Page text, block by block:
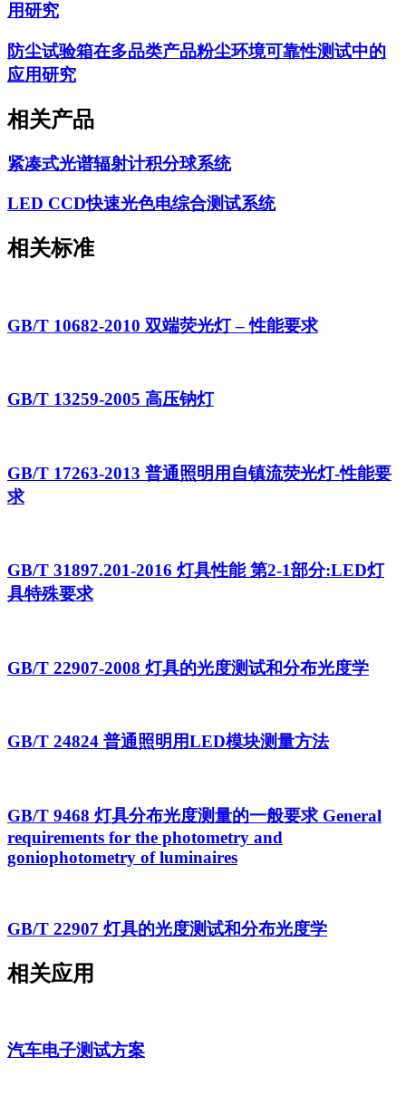
用研究
防尘试验箱在多品类产品粉尘环境可靠性测试中的
应用研究
相关产品
紧凑式光谱辐射计积分球系统
LED CCD快速光色电综合测试系统
相关标准
GB/T 10682-2010 双端荧光灯 – 性能要求
GB/T 13259-2005 高压钠灯
GB/T 17263-2013 普通照明用自镇流荧光灯-性能要
求
GB/T 31897.201-2016 灯具性能 第2-1部分:LED灯
具特殊要求
GB/T 22907-2008 灯具的光度测试和分布光度学
GB/T 24824 普通照明用LED模块测量方法
GB/T 9468 灯具分布光度测量的一般要求 General
requirements for the photometry and
goniophotometry of luminaires
GB/T 22907 灯具的光度测试和分布光度学
相关应用
汽车电子测试方案